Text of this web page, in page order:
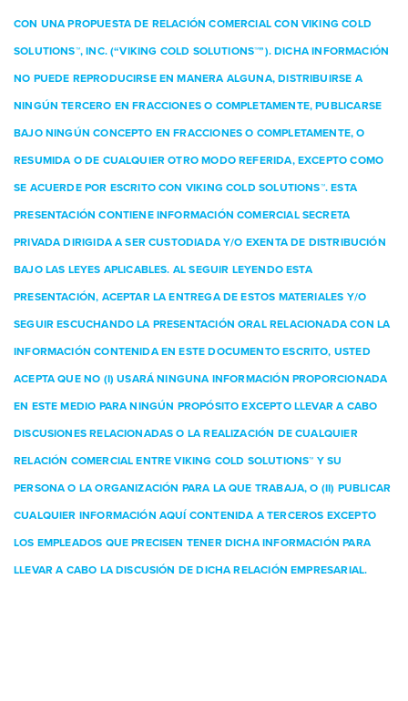
CON UNA PROPUESTA DE RELACIÓN COMERCIAL CON VIKING COLD
SOLUTIONS™, INC. (“VIKING COLD SOLUTIONS™”). DICHA INFORMACIÓN
NO PUEDE REPRODUCIRSE EN MANERA ALGUNA, DISTRIBUIRSE A
NINGÚN TERCERO EN FRACCIONES O COMPLETAMENTE, PUBLICARSE
BAJO NINGÚN CONCEPTO EN FRACCIONES O COMPLETAMENTE, O
RESUMIDA O DE CUALQUIER OTRO MODO REFERIDA, EXCEPTO COMO
SE ACUERDE POR ESCRITO CON VIKING COLD SOLUTIONS™. ESTA
PRESENTACIÓN CONTIENE INFORMACIÓN COMERCIAL SECRETA
PRIVADA DIRIGIDA A SER CUSTODIADA Y/O EXENTA DE DISTRIBUCIÓN
BAJO LAS LEYES APLICABLES. AL SEGUIR LEYENDO ESTA
PRESENTACIÓN, ACEPTAR LA ENTREGA DE ESTOS MATERIALES Y/O
SEGUIR ESCUCHANDO LA PRESENTACIÓN ORAL RELACIONADA CON LA
INFORMACIÓN CONTENIDA EN ESTE DOCUMENTO ESCRITO, USTED
ACEPTA QUE NO (I) USARÁ NINGUNA INFORMACIÓN PROPORCIONADA
EN ESTE MEDIO PARA NINGÚN PROPÓSITO EXCEPTO LLEVAR A CABO
DISCUSIONES RELACIONADAS O LA REALIZACIÓN DE CUALQUIER
RELACIÓN COMERCIAL ENTRE VIKING COLD SOLUTIONS™ Y SU
PERSONA O LA ORGANIZACIÓN PARA LA QUE TRABAJA, O (II) PUBLICAR
CUALQUIER INFORMACIÓN AQUÍ CONTENIDA A TERCEROS EXCEPTO
LOS EMPLEADOS QUE PRECISEN TENER DICHA INFORMACIÓN PARA
LLEVAR A CABO LA DISCUSIÓN DE DICHA RELACIÓN EMPRESARIAL.